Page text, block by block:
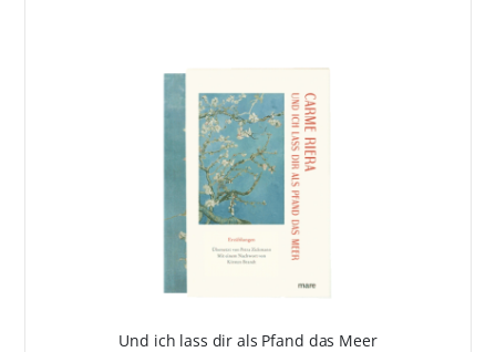
Und ich lass dir als Pfand das Meer